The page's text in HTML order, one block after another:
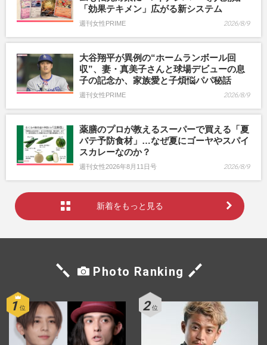
「効果テキメン」広がる新システム
週刊女性PRIME 2026/8/9
大谷翔平が異例の“ホームランボール回
収”、妻・真美子さんと球場デビューの息
子の記念か、家族愛と子煩悩パパ秘話
週刊女性PRIME 2026/8/9
薬膳のプロが教えるスーパーで買える「夏
バテ予防食材」…なぜ夏にゴーヤやスパイ
スカレーなのか？
週刊女性2026年8月11日号 2026/8/9
新着をもっと見る
Photo Ranking